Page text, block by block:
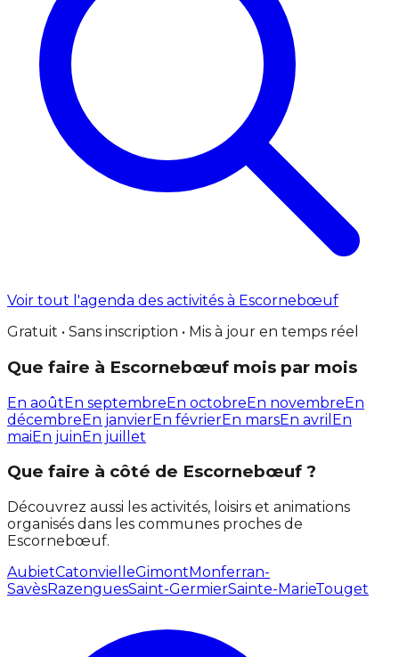
Voir tout l'agenda des activités à Escornebœuf
Gratuit • Sans inscription • Mis à jour en temps réel
Que faire à Escornebœuf mois par mois
En aoûtEn septembreEn octobreEn novembreEn
décembreEn janvierEn févrierEn marsEn avril En
maiEn juinEn juillet
Que faire à côté de Escornebœuf ?
Découvrez aussi les activités, loisirs et animations
organisés dans les communes proches de
Escornebœuf.
AubietCatonvielleGimontMonferran-
SavèsRazenguesSaint-GermierSainte-MarieTouget